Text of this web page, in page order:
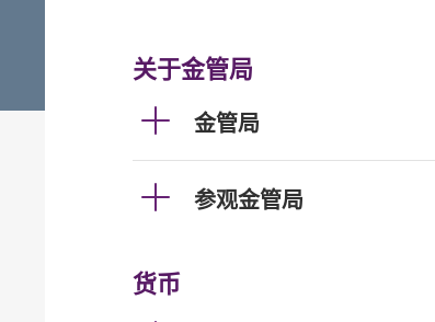
关于金管局
金管局
参观金管局
货币